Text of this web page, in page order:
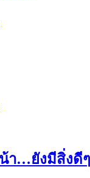
า…ยังมีสิ่งดี